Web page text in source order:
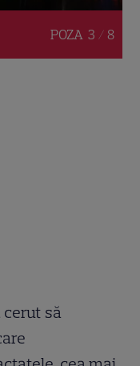
POZA 3 / 8
cerut să